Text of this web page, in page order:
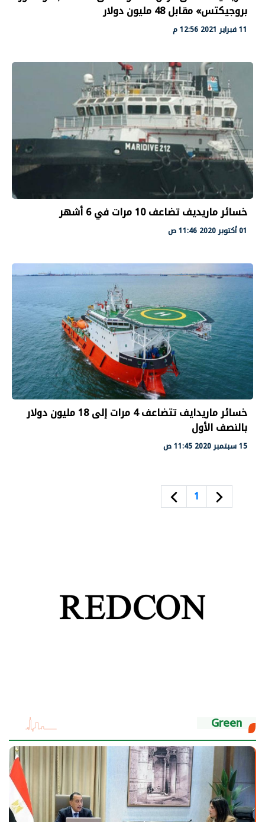
بروجيكتس» مقابل 48 مليون دولار
11 فبراير 2021 12:56 م
خسائر ماريديف تضاعف 10 مرات في 6 أشهر
01 أكتوبر 2020 11:46 ص
خسائر ماريدايف تتضاعف 4 مرات إلى 18 مليون دولار
بالنصف الأول
15 سبتمبر 2020 11:45 ص
1
Green